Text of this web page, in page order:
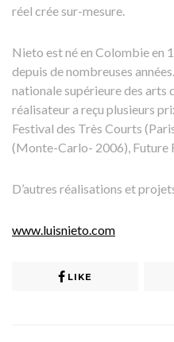
réel crée sur-mesure.
Nieto est né en Colombie en
depuis de nombreuses
nationale supérieure des arts
réalisateur a reçu plusieurs
Festival des Très Courts
(Monte-Carlo- 2006), Future
D’autres réalisations et
www.luisnieto.com
LIKE